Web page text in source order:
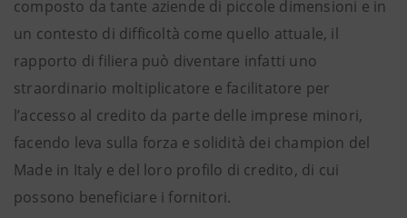
composto da tante aziende di piccole dimensioni e in
un contesto di difficoltà come quello attuale, il
rapporto di filiera può diventare infatti uno
straordinario moltiplicatore e facilitatore per
l’accesso al credito da parte delle imprese minori,
facendo leva sulla forza e solidità dei champion del
Made in Italy e del loro profilo di credito, di cui
possono beneficiare i fornitori.